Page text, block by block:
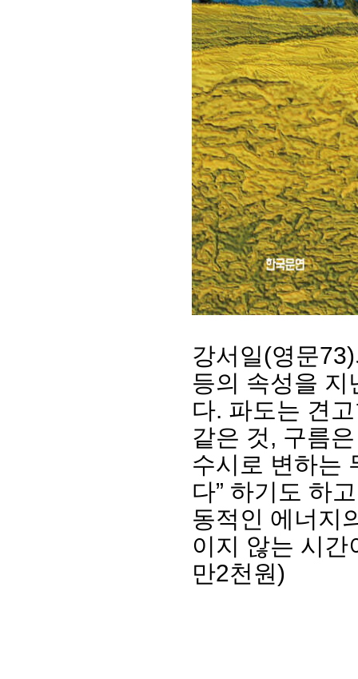
역대 이사장
결산 공시
언론에
동창회
포토뉴
영상갤
강서일(영문
등의 속성을 지
다. 파도는 견
같은 것, 구름
수시로 변하는
다” 하기도 하
동적인 에너지
이지 않는 시
만2천원)